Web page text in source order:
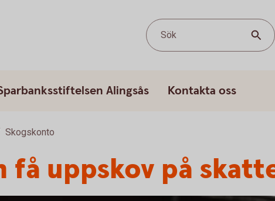
Sök
Alingsås Kontakta oss
Skogskonto
få uppskov på